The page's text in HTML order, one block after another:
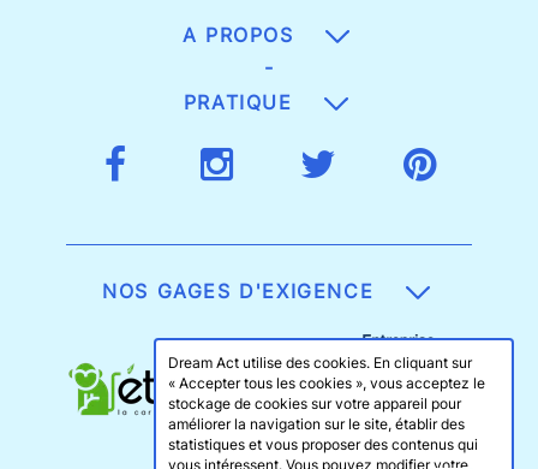
A PROPOS
-
PRATIQUE
NOS GAGES D'EXIGENCE
Dream Act utilise des cookies. En cliquant sur
« Accepter tous les cookies », vous acceptez le
stockage de cookies sur votre appareil pour
améliorer la navigation sur le site, établir des
statistiques et vous proposer des contenus qui
vous intéressent. Vous pouvez modifier votre